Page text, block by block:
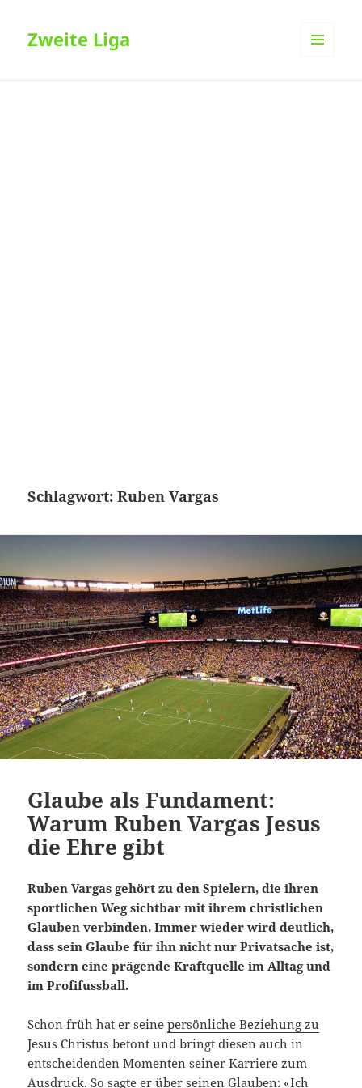
Zweite Liga
Schlagwort:Ruben Vargas
Glaube als Fundament:
Warum Ruben Vargas Jesus
die Ehre gibt
Ruben Vargas gehört zu den Spielern, die ihren
sportlichen Weg sichtbar mit ihrem christlichen
Glauben verbinden. Immer wieder wird deutlich,
dass sein Glaube für ihn nicht nur Privatsache ist,
sondern eine prägende Kraftquelle im Alltag und
im Profifussball.
Schon früh hat er seinepersönliche Beziehung zu
Jesus Christus betont und bringt diesen auch in
entscheidenden Momenten seiner Karriere zum
Ausdruck. So sagte er über seinen Glauben: «Ich